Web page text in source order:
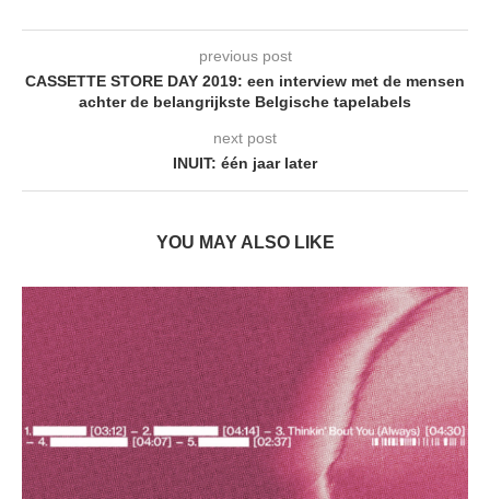
previous post
CASSETTE STORE DAY 2019: een interview met de mensen
achter de belangrijkste Belgische tapelabels
next post
INUIT: één jaar later
YOU MAY ALSO LIKE